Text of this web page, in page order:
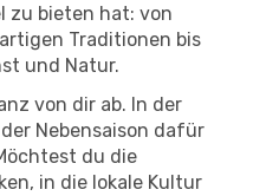
zu bieten hat: von
Traditionen bis
und Natur.
von dir ab. In der
Nebensaison dafür
du die
in die lokale Kultur